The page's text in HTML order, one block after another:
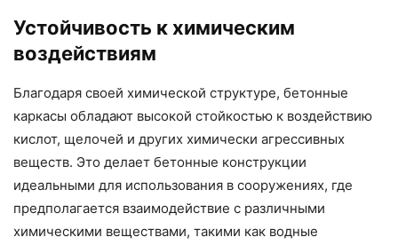
Устойчивость к химическим
воздействиям
Благодаря своей химической структуре, бетонные
каркасы обладают высокой стойкостью к воздействию
кислот, щелочей и других химически агрессивных
веществ. Это делает бетонные конструкции
идеальными для использования в сооружениях, где
предполагается взаимодействие с различными
химическими веществами, такими как водные